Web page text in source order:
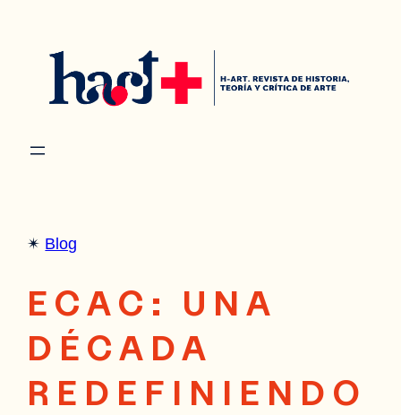
contenido
✴︎ Blog
ECAC: UNA
DÉCADA
REDEFINIENDO